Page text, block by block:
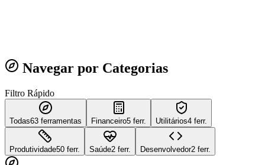
Navegar por Categorias
Filtro Rápido
Todas63 ferramentas Financeiro5 ferr. Utilitários4 ferr.
Produtividade50 ferr. Saúde2 ferr. Desenvolvedor2 ferr.